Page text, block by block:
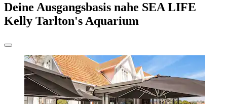
Deine Ausgangsbasis nahe SEA LIFE
Kelly Tarlton's Aquarium